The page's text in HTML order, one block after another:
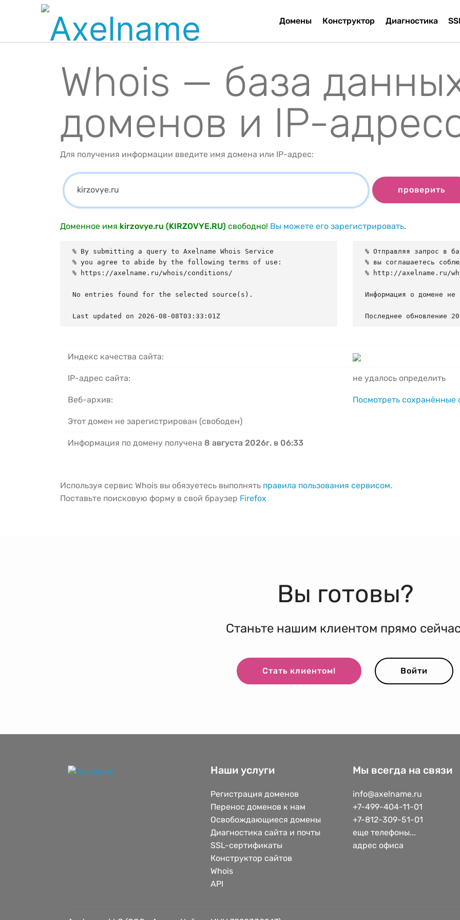
Домены Конструктор Диагностика
Whois — база
доменов и IP-
Для получения информации введите имя домена или IP-адрес:
проверить
Доменное имя kirzovye.ru (KIRZOVYE.RU) свободно! Вы можете его зарегистрировать.
% By submitting a query to Axelname Whois Service
% you agree to abide by the following terms of use:
% https://axelname.ru/whois/conditions/
No entries found for the selected source(s).
Last updated on 2026-08-08T03:33:01Z
% Отправляя запрос в
% вы соглашаетесь
% http://axelname.ru/
Информация о домене не
Последнее обновление
Индекс качества сайта:
IP-адрес сайта: не удалось определить
Веб-архив: Посмотреть сохранённые
Этот домен не зарегистрирован (свободен)
Информация по домену получена 8 августа 2026г. в 06:33
Используя сервис Whois вы обязуетесь выполнять правила пользования сервисом.
Поставьте поисковую форму в свой браузер Firefox
Вы готовы?
Станьте нашим клиентом прямо
Стать клиентом! Войти
Наши услуги
Регистрация доменов
Перенос доменов к нам
Освобождающиеся домены
Диагностика сайта и почты
SSL-сертификаты
Конструктор сайтов
Whois
API
Мы всегда на связи
info@axelname.ru
+7-499-404-11-01
+7-812-309-51-01
еще телефоны...
адрес офиса